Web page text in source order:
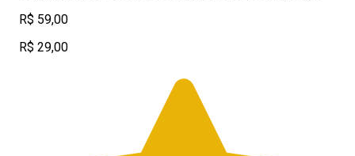
R$ 59,00
R$ 29,00